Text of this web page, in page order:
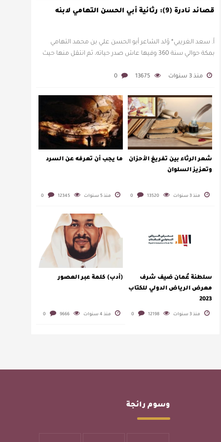
قصائد نادرة (9): رثائية أبي الحسن التهامي لابنه
أ. سعد الغريبي* وُلد الشاعر أبو الحسن علي بن محمد التهامي
بمكة حوالي سنة 360 وفيها عاش صدر حياته، ثم انتقل منها حيث
منذ 3 سنوات 13675
0
شعر الرثاء بين تفريغ الأحزان
وتعزيز السلوان
منذ 3 سنوات 13520
0
ما يجب أن تعرفه عن السرد
منذ 5 سنوات 12345
0
سلطنة عُمان ضيف شرف
معرض الرياض الدولي للكتاب
2023
منذ 3 سنوات 12198
0
(أدب) كلمة عبر العصور
منذ 4 سنوات 9666
0
وسوم رائجة